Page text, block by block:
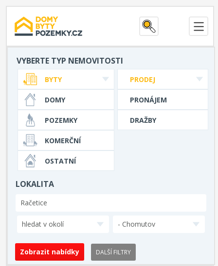
VYBERTE TYP NEMOVITOSTI
PRODEJ
PRONÁJEM
DRAŽBY
BYTY
DOMY
POZEMKY
KOMERČNÍ
OSTATNÍ
LOKALITA
hledat v okolí - Chomutov
DALŠÍ FILTRY